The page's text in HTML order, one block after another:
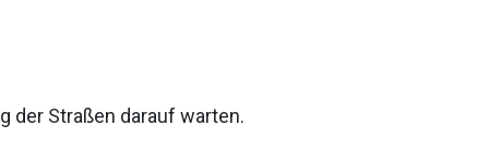
der Straßen darauf warten.